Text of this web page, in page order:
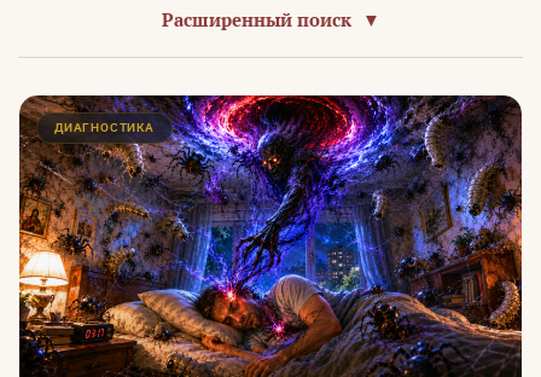
Расширенный поиск ▼
ДИАГНОСТИКА